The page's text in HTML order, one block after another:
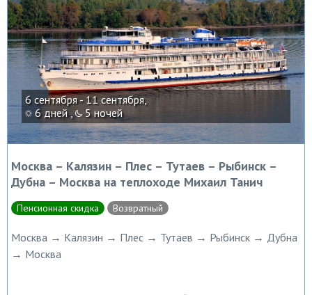
6 сентября - 11 сентября,
6 дней ,
5 ночей
Москва – Калязин – Плес – Тутаев – Рыбинск –
Дубна – Москва на теплоходе Михаил Танич
Пенсионная скидка Возвратный
Москва → Калязин → Плес → Тутаев → Рыбинск → Дубна
→ Москва